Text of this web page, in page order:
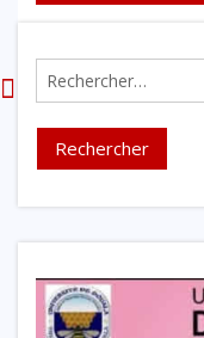
Rechercher :